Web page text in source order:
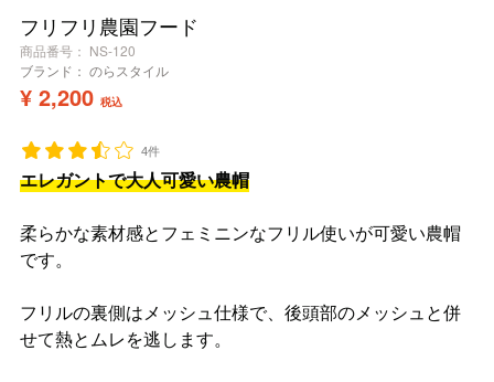
フリフリ農園フード
商品番号
NS-120
ブランド： のらスタイル
¥ 2,200 税込
4件
エレガントで大人可愛い農帽
柔らかな素材感とフェミニンなフリル使いが可愛い農帽
です。
フリルの裏側はメッシュ仕様で、後頭部のメッシュと併
せて熱とムレを逃します。